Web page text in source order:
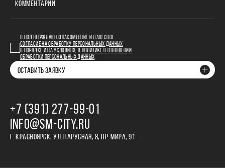
КОММЕНТАРИЙ
Я ПОДТВЕРЖДАЮ ОЗНАКОМЛЕНИЕ И ДАЮ СВОЕ
СОГЛАСИЕ НА ОБРАБОТКУ ПЕРСОНАЛЬНЫХ ДАННЫХ
В ПОРЯДКЕ И НА УСЛОВИЯХ, В
ПОЛИТИКЕ В ОТНОШЕНИИ
ОБРАБОТКИ ПЕРСОНАЛЬНЫХ ДАННЫХ
ОСТАВИТЬ ЗАЯВКУ
+7 (391) 277‒99‒01
INFO@SM-CITY.RU
Г. КРАСНОЯРСК, УЛ. ПАРУСНАЯ, 8, ПР. МИРА, 91